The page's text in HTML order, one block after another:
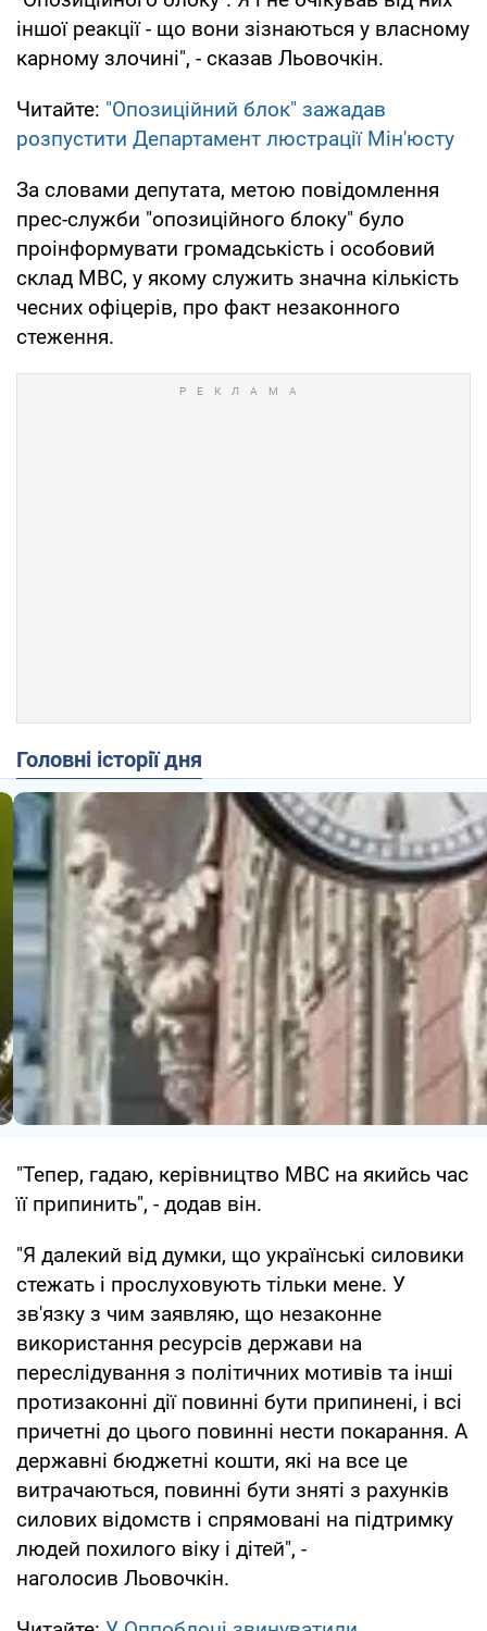
іншої реакції - що вони зізнаються у власному
карному злочині", - сказав Льовочкін.
Читайте: "Опозиційний блок" зажадав
розпустити Департамент люстрації Мін'юсту
За словами депутата, метою повідомлення
прес-служби "опозиційного блоку" було
проінформувати громадськість і особовий
склад МВС, у якому служить значна кількість
чесних офіцерів, про факт незаконного
стеження.
Головні історії дня
"Тепер, гадаю, керівництво МВС на якийсь час
її припинить", - додав він.
"Я далекий від думки, що українські силовики
стежать і прослуховують тільки мене. У
зв'язку з чим заявляю, що незаконне
використання ресурсів держави на
переслідування з політичних мотивів та інші
протизаконні дії повинні бути припинені, і всі
причетні до цього повинні нести покарання. А
державні бюджетні кошти, які на все це
витрачаються, повинні бути зняті з рахунків
силових відомств і спрямовані на підтримку
людей похилого віку і дітей", -
наголосив Льовочкін.